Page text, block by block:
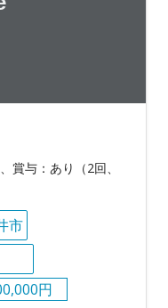
賞与：あり（2回、
市
円